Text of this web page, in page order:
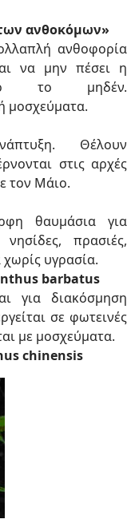
ανθοκόμων»
ανθοφορία
να μην πέσει η
το μηδέν.
μοσχεύματα.
Θέλουν
στις αρχές
τον Μάιο.
θαυμάσια για
πρασιές,
υγρασία.
barbatus
για διακόσμηση
σε φωτεινές
με μοσχεύματα.
chinensis